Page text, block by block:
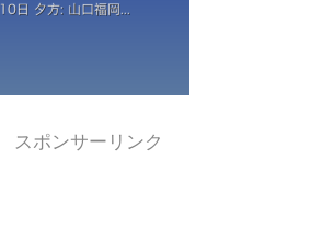
スポンサーリンク